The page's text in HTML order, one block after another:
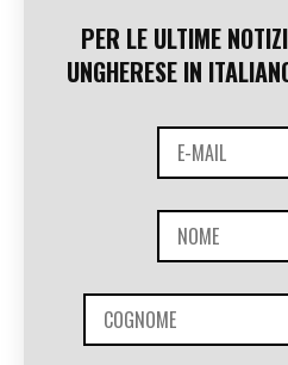
PER LE ULTIME
UNGHERESE IN